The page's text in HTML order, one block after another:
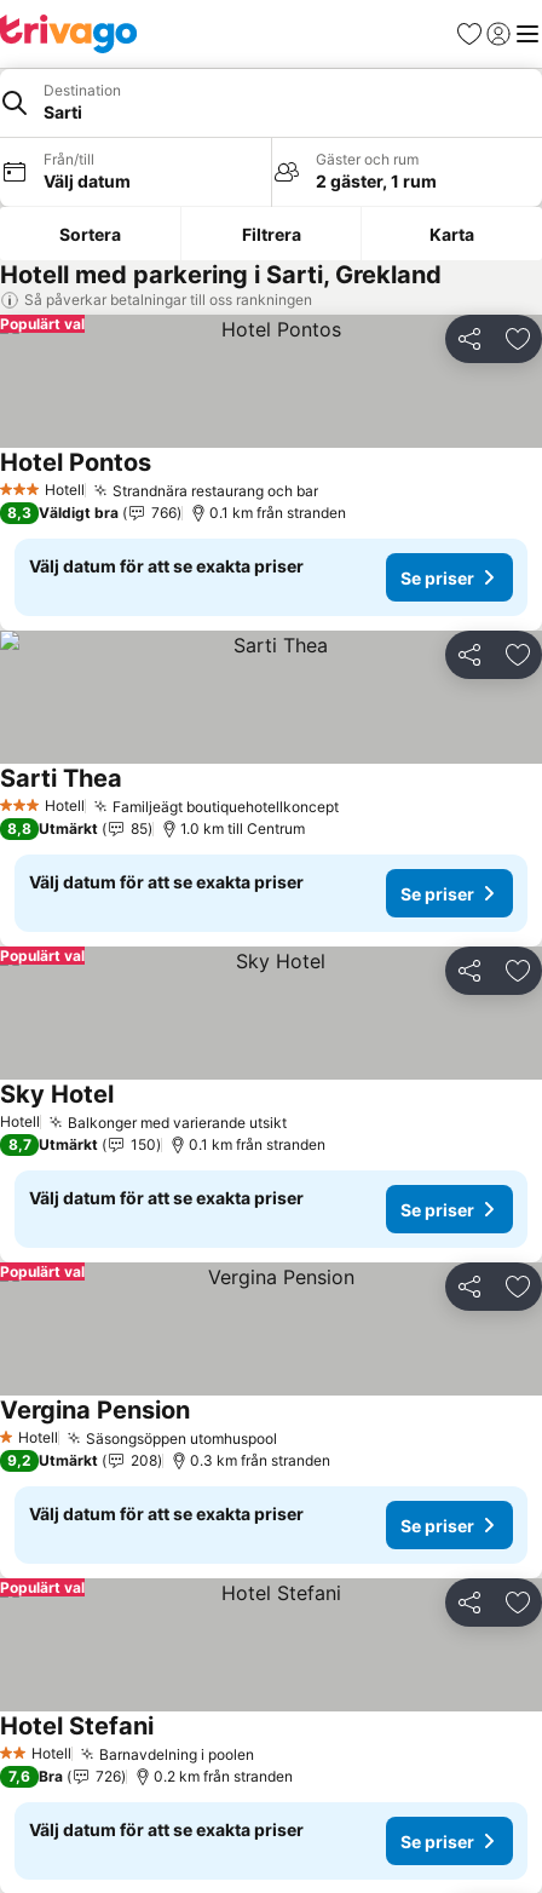
Favoriter
Logga
Destination
Sarti
Från/till
Välj datum
Gäster och rum
2 gäster, 1 rum
Sortera Filtrera Karta
Hotell med parkering i Sarti, Grekland
Så påverkar betalningar till oss rankningen
Dela
Populärt val
3 StjärnorHotell Strandnära restaurang och barSe priser
Hotel PontosSe priser
8,3 Väldigt bra 766 0.1 km från stranden
Välj datum för att se exakta priser
Se priser
Dela
3 StjärnorHotell Familjeägt boutiquehotellkonceptSe priser
Sarti Thea
8,8 Utmärkt 85 1.0 km till Centrum
Välj datum för att se exakta priser
Se priser
Dela
Populärt val
Hotell Balkonger med varierande utsiktSe priser
Sky HotelSe priser
8,7 Utmärkt 150 0.1 km från stranden
Välj datum för att se exakta priser
Se priser
Dela
Populärt val
1 Stjärnor
Hotell Säsongsöppen utomhuspool
Vergina PensionSe priser
9,2 Utmärkt 208 0.3 km från stranden
Välj datum för att se exakta priser
Se priser
Dela
Populärt val
2 Stjärnor
Hotell Barnavdelning i poolen
Hotel StefaniSe priser
7,6 Bra 726 0.2 km från stranden
Välj datum för att se exakta priser
Se priser